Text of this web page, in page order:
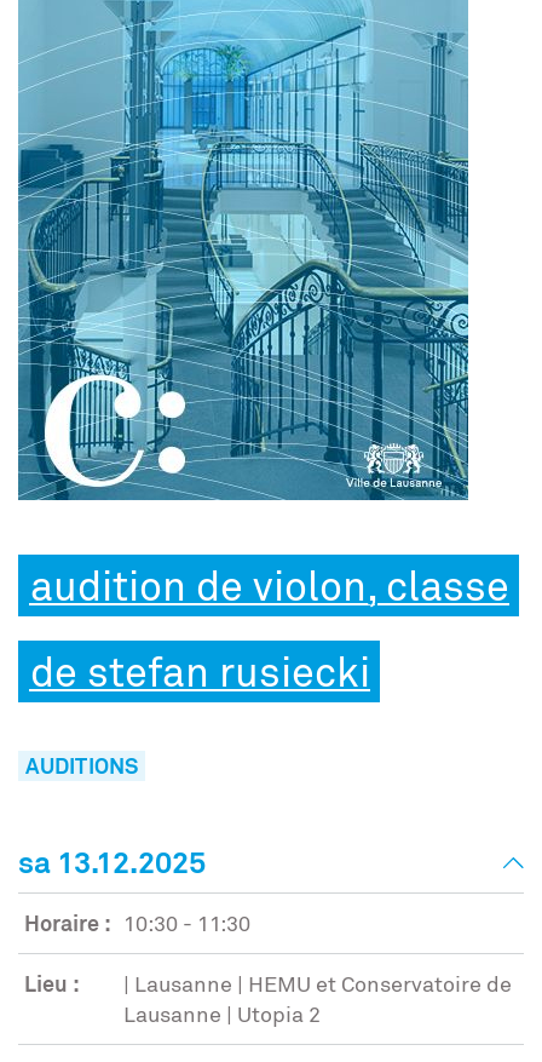
audition de violon, classe
de stefan rusiecki
AUDITIONS
sa 13.12.2025
Horaire : 10:30 - 11:30
Lieu :
| Lausanne | HEMU et Conservatoire de
Lausanne | Utopia 2